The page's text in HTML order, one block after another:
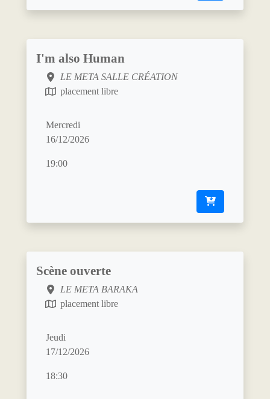
I'm also Human
LE META SALLE CRÉATION
placement libre
Mercredi
16/12/2026
19:00
Scène ouverte
LE META BARAKA
placement libre
Jeudi
17/12/2026
18:30